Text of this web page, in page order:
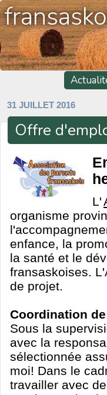
31 JUILLET 2016
Offre
L'
organisme
enfance, la
la santé et le
fransaskoises.
de projet.
Coordination
Sous la
avec la
sélectionnée
moi! Dans le
travailler avec